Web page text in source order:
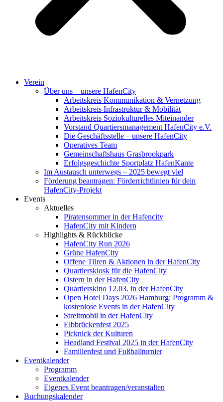
Verein
Über uns – unsere HafenCity
Arbeitskreis Kommunikation & Vernetzung
Arbeitskreis Infrastruktur & Mobilität
Arbeitskreis Soziokulturelles Miteinander
Vorstand Quartiersmanagement HafenCity e.V.
Die Geschäftsstelle – unsere HafenCity
Operatives Team
Gemeinschaftshaus Grasbrookpark
Erfolgsgeschichte Sportplatz HafenKante
Im Austausch unterwegs – 2025 bewegt viel
Förderung beantragen: Förderrichtlinien für dein
HafenCity-Projekt
Events
Aktuelles
Piratensommer in der Hafencity
HafenCity mit Kindern
Highlights & Rückblicke
HafenCity Run 2026
Grüne HafenCity
Offene Türen & Aktionen in der HafenCity
Quartierskiosk für die HafenCity
Ostern in der HafenCity
Quartierskino 12.03. in der HafenCity
Open Hotel Days 2026 Hamburg: Programm &
kostenlose Events in der HafenCity
Streitmobil in der HafenCity
Elbbrückenfest 2025
Picknick der Kulturen
Headland Festival 2025 in der HafenCity
Familienfest und Fußballturnier
Eventkalender
Programm
Eventkalender
Eigenes Event beantragen/veranstalten
Buchungskalender